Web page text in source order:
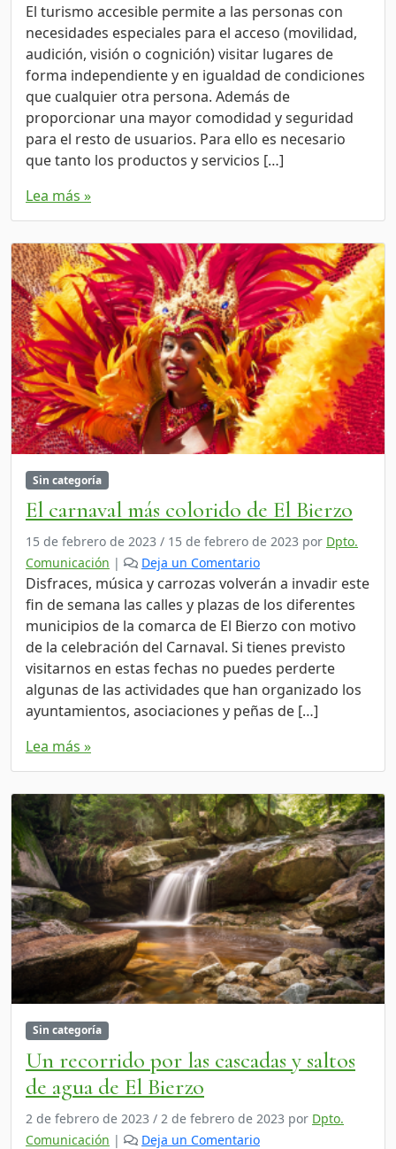
El turismo accesible permite a las personas con
necesidades especiales para el acceso (movilidad,
audición, visión o cognición) visitar lugares de
forma independiente y en igualdad de condiciones
que cualquier otra persona. Además de
proporcionar una mayor comodidad y seguridad
para el resto de usuarios. Para ello es necesario
que tanto los productos y servicios […]
Lea más »
Sin categoría
El carnaval más colorido de El Bierzo
15 de febrero de 2023 / 15 de febrero de 2023 por Dpto.
Comunicación | Deja un Comentario
Disfraces, música y carrozas volverán a invadir este
fin de semana las calles y plazas de los diferentes
municipios de la comarca de El Bierzo con motivo
de la celebración del Carnaval. Si tienes previsto
visitarnos en estas fechas no puedes perderte
algunas de las actividades que han organizado los
ayuntamientos, asociaciones y peñas de […]
Lea más »
Sin categoría
Un recorrido por las cascadas y saltos
de agua de El Bierzo
2 de febrero de 2023 / 2 de febrero de 2023 por Dpto.
Comunicación | Deja un Comentario